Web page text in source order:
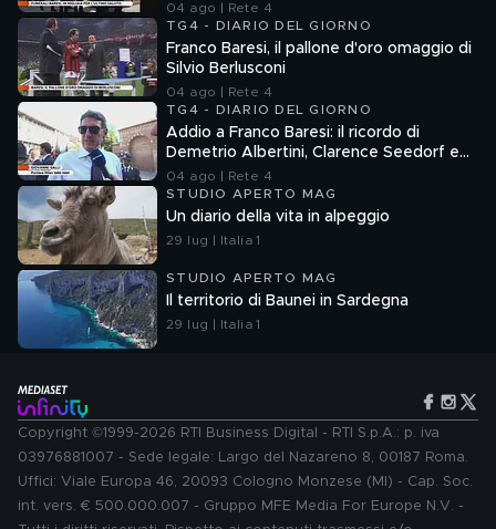
04 ago | Rete 4
TG4 - DIARIO DEL GIORNO
Franco Baresi, il pallone d'oro omaggio di
Silvio Berlusconi
04 ago | Rete 4
TG4 - DIARIO DEL GIORNO
Addio a Franco Baresi: il ricordo di
Demetrio Albertini, Clarence Seedorf e
Giovanni Galli
04 ago | Rete 4
STUDIO APERTO MAG
Un diario della vita in alpeggio
29 lug | Italia 1
STUDIO APERTO MAG
Il territorio di Baunei in Sardegna
29 lug | Italia 1
Copyright ©1999-2026 RTI Business Digital - RTI S.p.A.: p. iva
03976881007 - Sede legale: Largo del Nazareno 8, 00187 Roma.
Uffici: Viale Europa 46, 20093 Cologno Monzese (MI) - Cap. Soc.
int. vers. € 500.000.007 - Gruppo MFE Media For Europe N.V. -